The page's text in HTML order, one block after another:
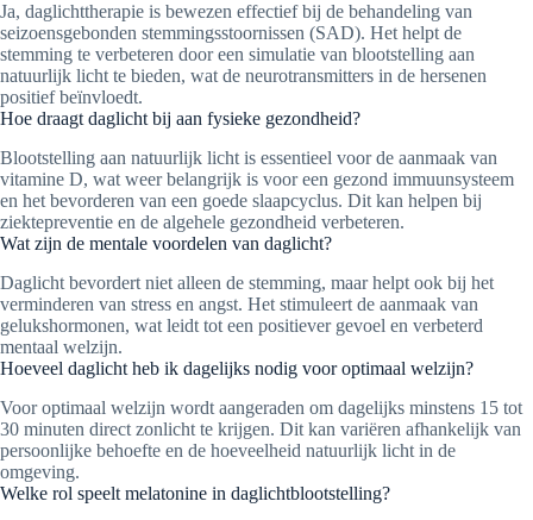
Ja, daglichttherapie is bewezen effectief bij de behandeling van
seizoensgebonden stemmingsstoornissen (SAD). Het helpt de
stemming te verbeteren door een simulatie van blootstelling aan
natuurlijk licht te bieden, wat de neurotransmitters in de hersenen
positief beïnvloedt.
Hoe draagt daglicht bij aan fysieke gezondheid?
Blootstelling aan natuurlijk licht is essentieel voor de aanmaak van
vitamine D, wat weer belangrijk is voor een gezond immuunsysteem
en het bevorderen van een goede slaapcyclus. Dit kan helpen bij
ziektepreventie en de algehele gezondheid verbeteren.
Wat zijn de mentale voordelen van daglicht?
Daglicht bevordert niet alleen de stemming, maar helpt ook bij het
verminderen van stress en angst. Het stimuleert de aanmaak van
gelukshormonen, wat leidt tot een positiever gevoel en verbeterd
mentaal welzijn.
Hoeveel daglicht heb ik dagelijks nodig voor optimaal welzijn?
Voor optimaal welzijn wordt aangeraden om dagelijks minstens 15 tot
30 minuten direct zonlicht te krijgen. Dit kan variëren afhankelijk van
persoonlijke behoefte en de hoeveelheid natuurlijk licht in de
omgeving.
Welke rol speelt melatonine in daglichtblootstelling?